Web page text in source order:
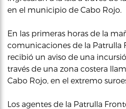
en el municipio de Cabo Rojo.
En las primeras horas de la
comunicaciones de la Patrulla
recibió un aviso de una
través de una zona costera
Cabo Rojo, en el extremo
Los agentes de la Patrulla